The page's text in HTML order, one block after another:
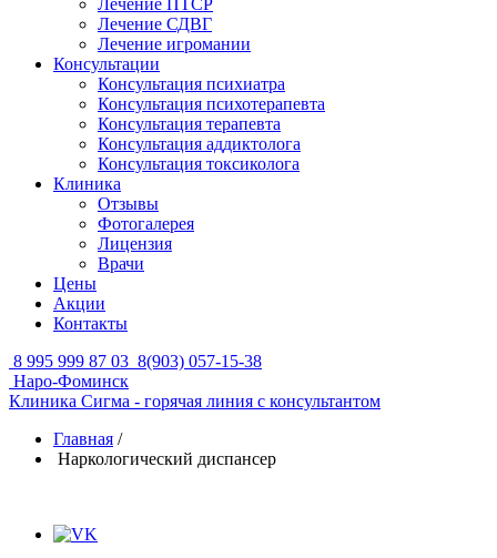
Лечение ПТСР
Лечение СДВГ
Лечение игромании
Консультации
Консультация психиатра
Консультация психотерапевта
Консультация терапевта
Консультация аддиктолога
Консультация токсиколога
Клиника
Отзывы
Фотогалерея
Лицензия
Врачи
Цены
Акции
Контакты
8 995 999 87 03 8(903) 057-15-38
Наро-Фоминск
Клиника Сигма - горячая линия с консультантом
Главная /
Наркологический диспансер